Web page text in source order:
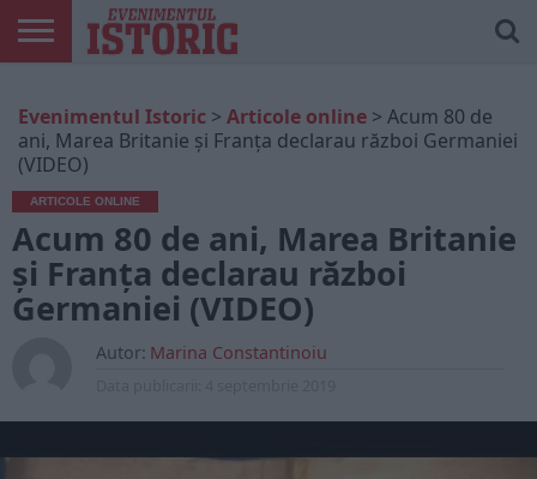
ONLINE
EDIȚII
TIPĂRITE
ISTORIC
PLAY
CONTUL
MEU
Evenimentul Istoric > Articole online > Acum 80 de
ani, Marea Britanie și Franța declarau război Germaniei
(VIDEO)
ARTICOLE ONLINE
Acum 80 de ani, Marea Britanie
și Franța declarau război
Germaniei (VIDEO)
Autor: Marina Constantinoiu